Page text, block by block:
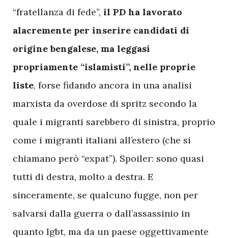
“fratellanza di fede”, il PD ha lavorato
alacremente per inserire candidati di
origine bengalese, ma leggasi
propriamente “islamisti”, nelle proprie
liste, forse fidando ancora in una analisi
marxista da overdose di spritz secondo la
quale i migranti sarebbero di sinistra, proprio
come i migranti italiani all’estero (che si
chiamano però “expat”). Spoiler: sono quasi
tutti di destra, molto a destra. E
sinceramente, se qualcuno fugge, non per
salvarsi dalla guerra o dall’assassinio in
quanto lgbt, ma da un paese oggettivamente